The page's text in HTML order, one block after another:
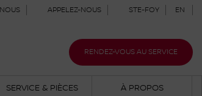
APPELEZ-NOUS STE-FOY EN
RENDEZ-VOUS AU SERVICE
SERVICE & PIÈCES À PROPOS